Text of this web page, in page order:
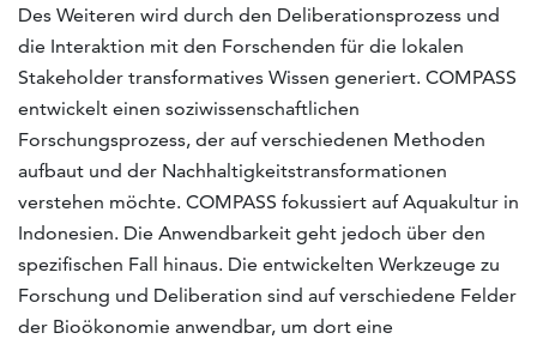
Des Weiteren wird durch den Deliberationsprozess und
die Interaktion mit den Forschenden für die lokalen
Stakeholder transformatives Wissen generiert. COMPASS
entwickelt einen soziwissenschaftlichen
Forschungsprozess, der auf verschiedenen Methoden
aufbaut und der Nachhaltigkeitstransformationen
verstehen möchte. COMPASS fokussiert auf Aquakultur in
Indonesien. Die Anwendbarkeit geht jedoch über den
spezifischen Fall hinaus. Die entwickelten Werkzeuge zu
Forschung und Deliberation sind auf verschiedene Felder
der Bioökonomie anwendbar, um dort eine